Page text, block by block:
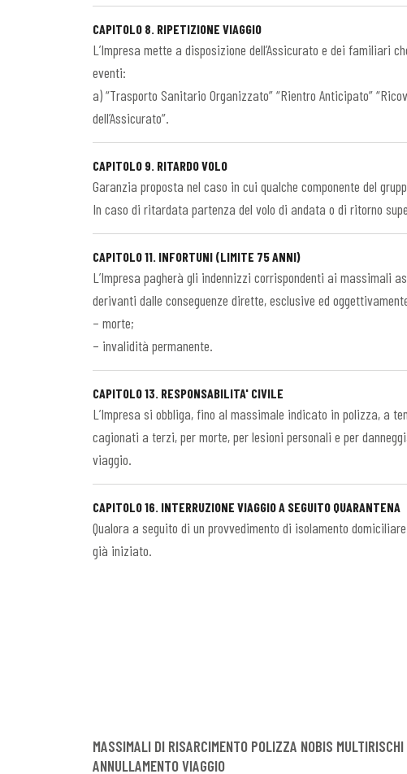
CAPITOLO 8. RIPETIZIONE VIAGGIO
L’Impresa mette a disposizione dell’Assicurato e dei familiari
eventi:
a) “Trasporto Sanitario Organizzato” “Rientro Anticipato”
dell’Assicurato”.
CAPITOLO 9. RITARDO VOLO
Garanzia proposta nel caso in cui qualche componente del
In caso di ritardata partenza del volo di andata o di ritorno
CAPITOLO 11. INFORTUNI (LIMITE 75 ANNI)
L’Impresa pagherà gli indennizzi corrispondenti ai massimali
derivanti dalle conseguenze dirette, esclusive ed
– morte;
– invalidità permanente.
CAPITOLO 13. RESPONSABILITA' CIVILE
L’Impresa si obbliga, fino al massimale indicato in polizza, a
cagionati a terzi, per morte, per lesioni personali e per
viaggio.
CAPITOLO 16. INTERRUZIONE VIAGGIO A SEGUITO QUARANTENA
Qualora a seguito di un provvedimento di isolamento
già iniziato.
MASSIMALI DI RISARCIMENTO POLIZZA NOBIS
ANNULLAMENTO VIAGGIO